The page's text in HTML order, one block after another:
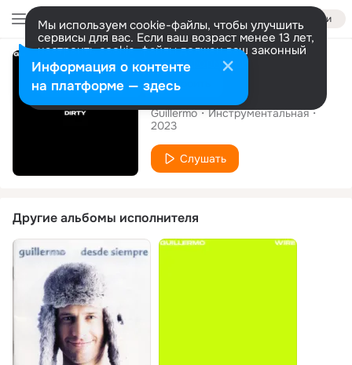
Войти
Мы используем cookie-файлы, чтобы улучшить
сервисы для вас. Если ваш возраст менее 13 лет,
настроить cookie-файлы должен ваш законный
представитель. Больше информации
Разрешить все Настроить
Сингл
Dirty
Guillermo
Инструментальная
2023
Слушать
Другие альбомы исполнителя
Информация о контенте
на платформе — здесь